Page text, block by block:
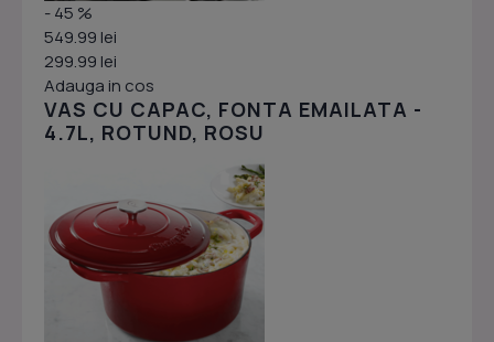
- 45 %
549.99 lei
299.99 lei
Adauga in cos
VAS CU CAPAC, FONTA EMAILATA -
4.7L, ROTUND, ROSU